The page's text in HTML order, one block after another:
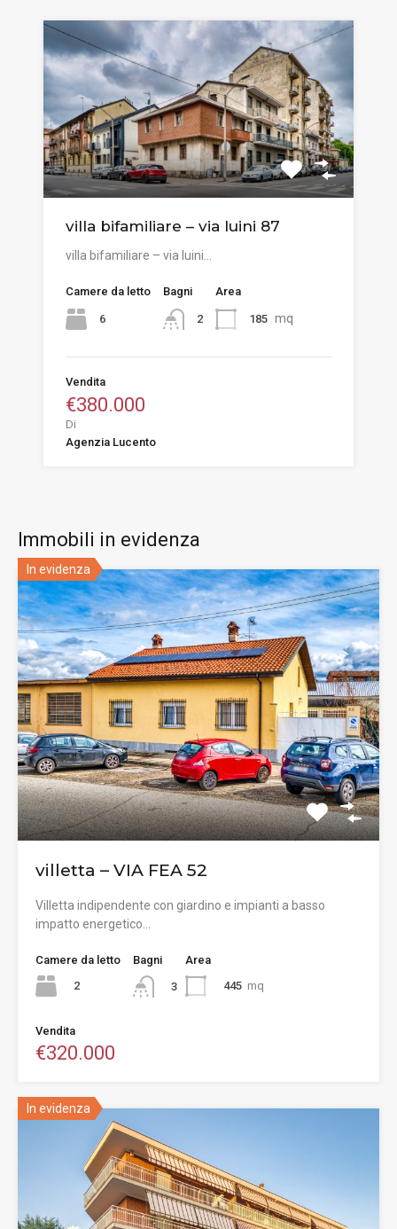
villa bifamiliare – via luini 87
villa bifamiliare – via luini…
Camere da letto
6
Bagni
2
Area
185 mq
Vendita
€380.000
Di
Agenzia Lucento
Immobili in evidenza
In evidenza
villetta – VIA FEA 52
Villetta indipendente con giardino e impianti a basso
impatto energetico…
Camere da letto
2
Bagni
3
Area
445 mq
Vendita
€320.000
In evidenza